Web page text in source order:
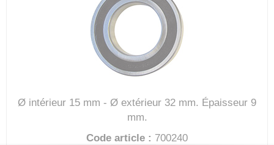
Ø intérieur 15 mm - Ø extérieur 32 mm. Épaisseur 9
mm.
Code article : 700240